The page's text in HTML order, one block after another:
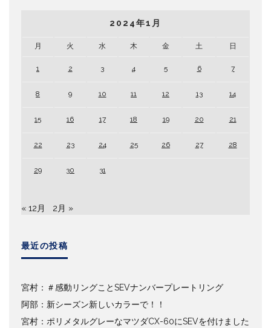
2024年1月
月 火 水 木 金 土 日
1 2 3 4 5 6 7
8 9 10 11 12 13 14
15 16 17 18 19 20 21
22 23 24 25 26 27 28
29 30 31
« 12月 2月 »
最近の投稿
宮村：＃感動リングことSEVナンバープレートリング
阿部：新シーズン新しいカラーで！！
宮村：ポリメタルグレーなマツダCX-60にSEVを付けました